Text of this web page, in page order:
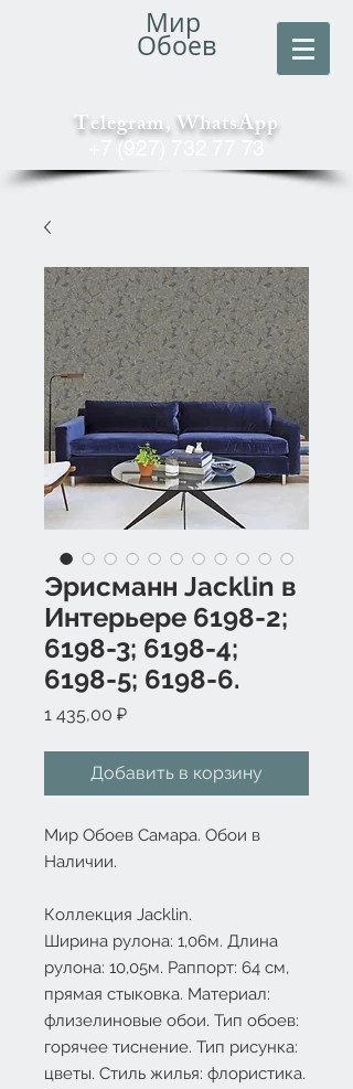
Мир
Обоев
Telegram, WhatsApp
+7 (927) 732 77 73
Эрисманн Jacklin в
Интерьере 6198-2;
6198-3; 6198-4;
6198-5; 6198-6.
1 435,00 ₽Цена
Добавить в корзину
Мир Обоев Самара. Обои в
Наличии.
Коллекция Jacklin.
Ширина рулона: 1,06м. Длина
рулона: 10,05м. Раппорт: 64 см,
прямая стыковка. Материал:
флизелиновые обои. Тип обоев:
горячее тиснение. Тип рисунка:
цветы. Стиль жилья: флористика.